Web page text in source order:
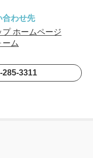
合わせ先
ホームページ
ーム
285-3311